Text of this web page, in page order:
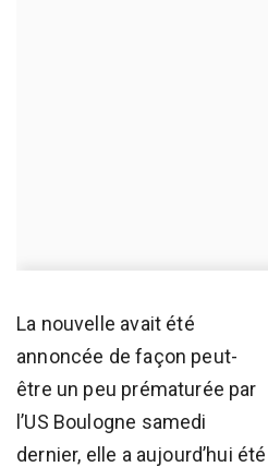
La nouvelle avait été
annoncée de façon peut-
être un peu prématurée par
l’US Boulogne samedi
dernier, elle a aujourd’hui été